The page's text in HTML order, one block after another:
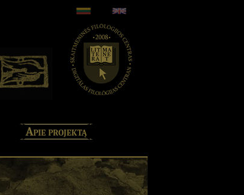
Apie projektą